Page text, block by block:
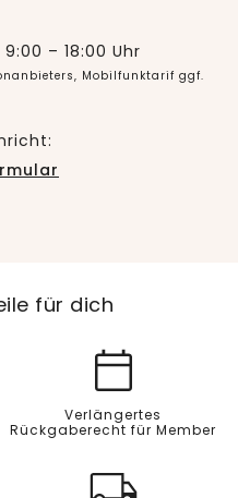
– 18:00 Uhr
Mobilfunktarif ggf.
für dich
Verlängertes
Rückgaberecht für Member